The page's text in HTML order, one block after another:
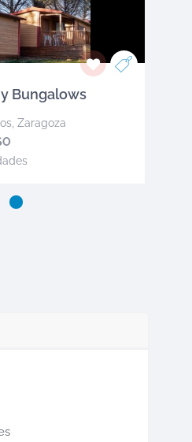
Bungalows
, Zaragoza